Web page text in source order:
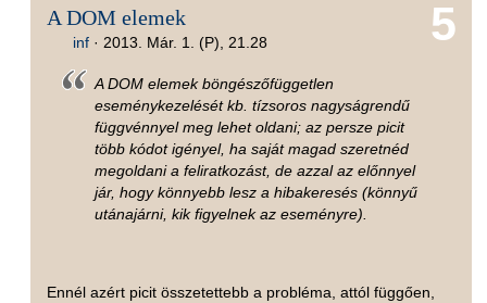
5
A DOM elemek
inf· 2013. Már. 1. (P), 21.28
A DOM elemek böngészőfüggetlen
eseménykezelését kb. tízsoros nagyságrendű
függvénnyel meg lehet oldani; az persze picit
több kódot igényel, ha saját magad szeretnéd
megoldani a feliratkozást, de azzal az előnnyel
jár, hogy könnyebb lesz a hibakeresés (könnyű
utánajárni, kik figyelnek az eseményre).
Ennél azért picit összetettebb a probléma, attól függően,